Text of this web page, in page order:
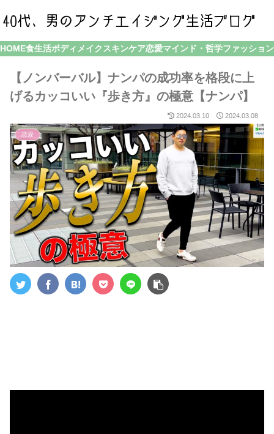
HOME食生活ボディメイク スキンケア恋愛マインド・哲学ファッション
【ノンバーバル】ナンパの成功率を格段に上
げるカッコいい『歩き方』の極意【ナンパ】
2024.03.10 2024.03.08
恋愛